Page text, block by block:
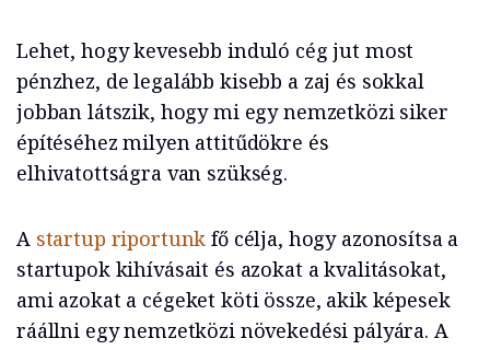
Lehet, hogy kevesebb induló cég jut most
pénzhez, de legalább kisebb a zaj és sokkal
jobban látszik, hogy mi egy nemzetközi siker
építéséhez milyen attitűdökre és
elhivatottságra van szükség.
A startup riportunk fő célja, hogy azonosítsa a
startupok kihívásait és azokat a kvalitásokat,
ami azokat a cégeket köti össze, akik képesek
ráállni egy nemzetközi növekedési pályára. A